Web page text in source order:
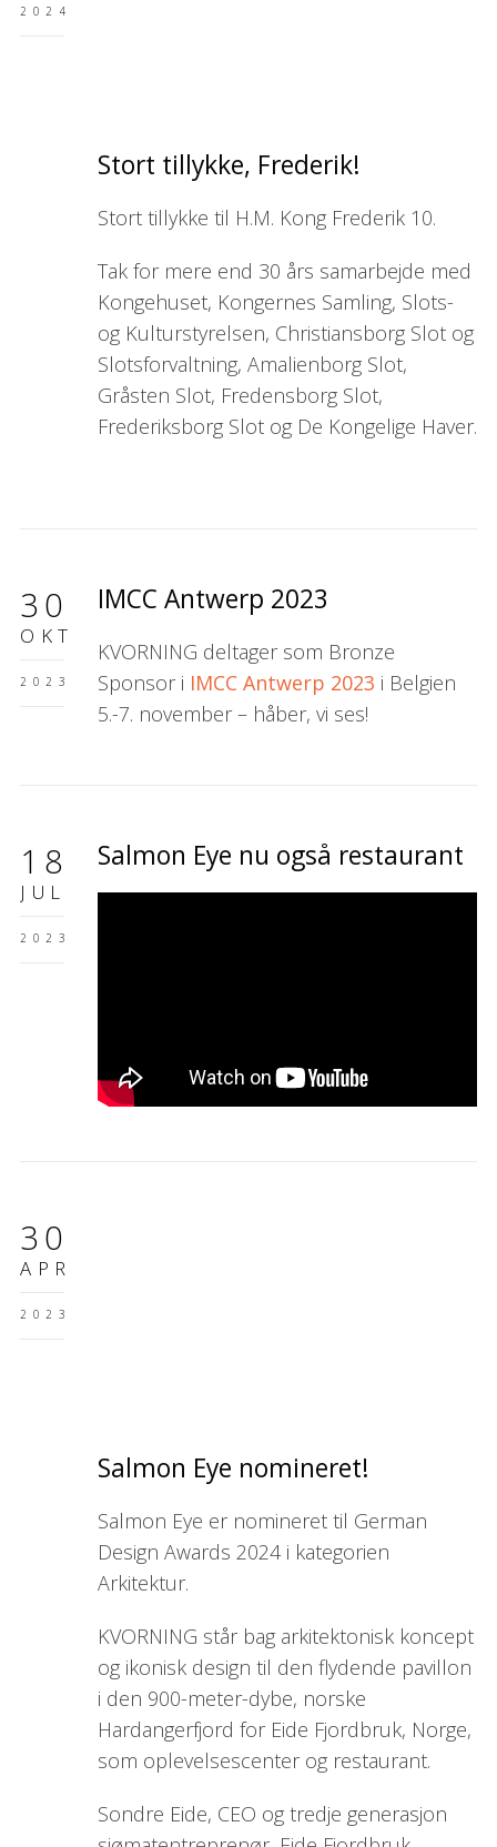
2024
Stort tillykke, Frederik!
Stort tillykke til H.M. Kong Frederik 10.
Tak for mere end 30 års samarbejde med
Kongehuset, Kongernes Samling, Slots-
og Kulturstyrelsen, Christiansborg Slot og
Slotsforvaltning, Amalienborg Slot,
Gråsten Slot, Fredensborg Slot,
Frederiksborg Slot og De Kongelige Haver.
30
OKT
2023
IMCC Antwerp 2023
KVORNING deltager som Bronze
Sponsor i IMCC Antwerp 2023 i Belgien
5.-7. november – håber, vi ses!
18
JUL
2023
Salmon Eye nu også restaurant
30
APR
2023
Salmon Eye nomineret!
Salmon Eye er nomineret til German
Design Awards 2024 i kategorien
Arkitektur.
KVORNING står bag arkitektonisk koncept
og ikonisk design til den flydende pavillon
i den 900-meter-dybe, norske
Hardangerfjord for Eide Fjordbruk, Norge,
som oplevelsescenter og restaurant.
Sondre Eide, CEO og tredje generasjon